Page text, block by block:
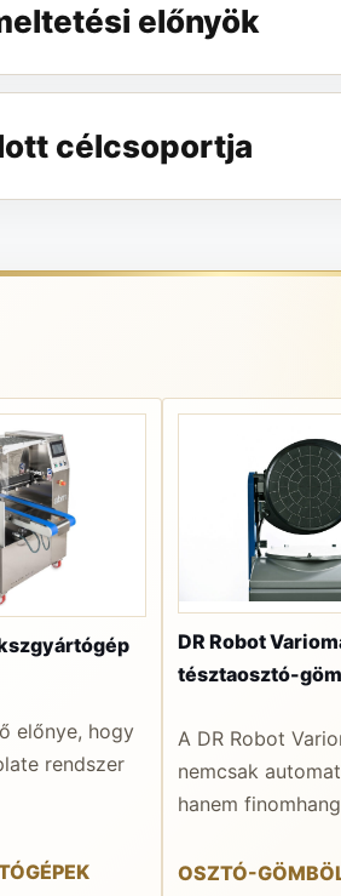
előnyök
célcsoportja
előnye, hogy
rendszer
DR Robot
tésztaosztó-
A DR Robot
nemcsak
hanem
OSZTÓ-